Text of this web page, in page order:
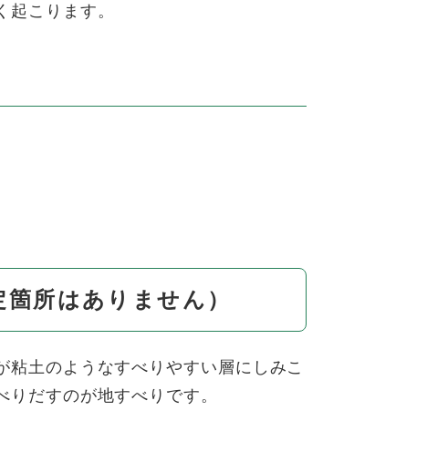
こります。
所はありません）
土のようなすべりやすい層にしみこ
だすのが地すべりです。